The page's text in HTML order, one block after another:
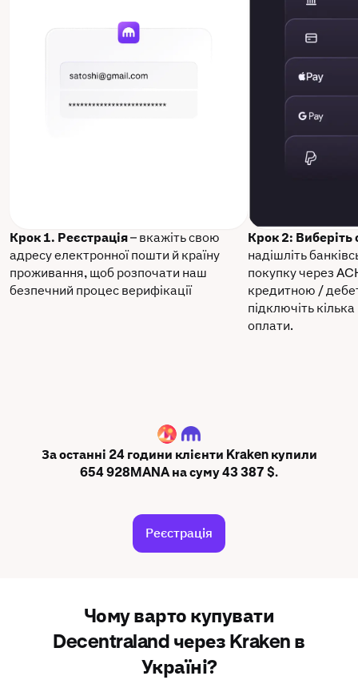
Крок 1. Реєстрація– вкажіть свою
адресу електронної пошти й країну
проживання, щоб розпочати наш
безпечний процес верифікації
Крок 2: Виберіть
надішліть
покупку через
кредитною /
підключіть
оплати.
MANA
За останні 24 години клієнти Kraken купили
654 928MANA на суму 43 387 $.
Реєстрація
Чому варто купувати
Decentraland через Kraken в
Україні?